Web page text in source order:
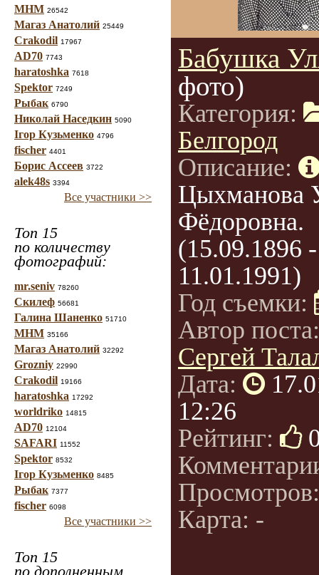
МНМ 26542
Магаз Анатолий 25449
Crakodil 17967
AD70 7743
haratoshka 7618
Spektor 7249
Рыбак 6790
Николай Наседкин 5090
Ігор Кузьменко 4796
fischer 4401
Борис Ассеев 3722
alek48s 3394
Все участники >>
Топ 15
по количеству
фотографий:
mr.seniv 78260
Скилеф 56681
Галина Шаненко 51710
МНМ 35166
Магаз Анатолий 32292
Grozniy 22990
Crakodil 19166
haratoshka 17292
worldriko 14815
AD70 12104
SAFARI 11552
Spektor 8532
Ігор Кузьменко 8485
Рыбак 7377
fischer 6098
Все участники >>
Топ 15
по дополненным
Бабушка
фото)
Категория:
Белгород
Описание:
Цыхманова
Фёдоровна.
(15.09.1896 -
11.01.1991)
Год съемки:
Автор
Сергей
Дата:
12:26
Рейтинг:
Карта: -